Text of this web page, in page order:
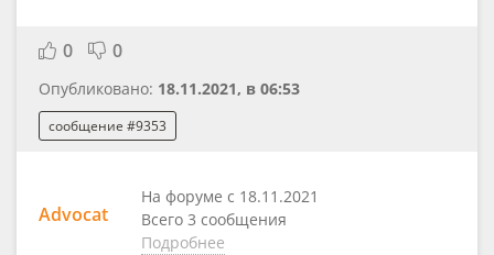
0 0
Опубликовано: 18.11.2021, в 06:53
сообщение #9353
Advocat
На форуме с 18.11.2021
Всего 3 сообщения
Подробнее